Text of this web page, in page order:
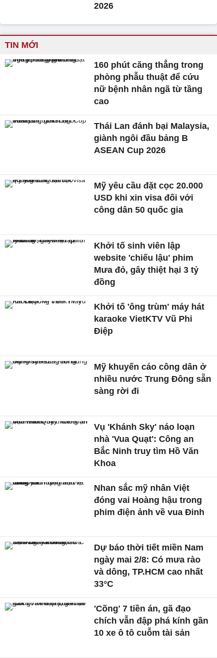
2026
TIN MỚI
160 phút căng thẳng trong
phòng phẫu thuật để cứu
nữ bệnh nhân ngã từ tầng
cao
Thái Lan đánh bại Malaysia,
giành ngôi đầu bảng B
ASEAN Cup 2026
Mỹ yêu cầu đặt cọc 20.000
USD khi xin visa đối với
công dân 50 quốc gia
Khởi tố sinh viên lập
website 'chiếu lậu' phim
Mưa đỏ, gây thiệt hại 3 tỷ
đồng
Khởi tố 'ông trùm' máy hát
karaoke VietKTV Vũ Phi
Điệp
Mỹ khuyến cáo công dân ở
nhiều nước Trung Đông sẵn
sàng rời đi
Vụ 'Khánh Sky' náo loạn
nhà 'Vua Quạt': Công an
Bắc Ninh truy tìm Hồ Văn
Khoa
Nhan sắc mỹ nhân Việt
đóng vai Hoàng hậu trong
phim điện ảnh về vua Đinh
Dự báo thời tiết miền Nam
ngày mai 2/8: Có mưa rào
và dông, TP.HCM cao nhất
33°C
'Cõng' 7 tiền án, gã đạo
chích vẫn đập phá kính gần
10 xe ô tô cuỗm tài sản